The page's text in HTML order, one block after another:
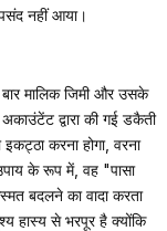
नहीं आया।
मालिक जिमी और उसके
द्वारा की गई डकैती
करना होगा, वरना
के रूप में, वह "पासा
बदलने का वादा करता
हास्य से भरपूर है क्योंकि